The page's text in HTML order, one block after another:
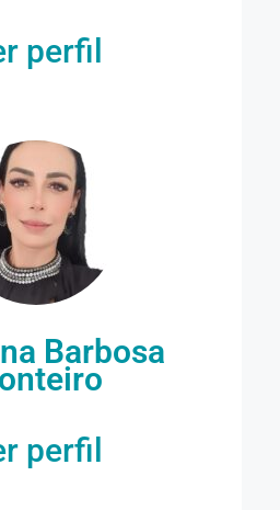
perfil
Barbosa
perfil